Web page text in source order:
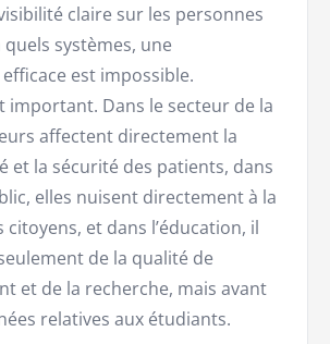
claire sur les personnes
quels systèmes, une
est impossible.
important. Dans le secteur de la
affectent directement la
et la sécurité des patients, dans
elles nuisent directement à la
citoyens, et dans l’éducation, il
de la qualité de
et de la recherche, mais avant
relatives aux étudiants.